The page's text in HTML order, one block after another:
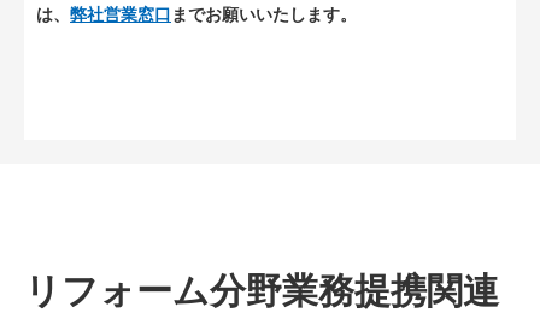
は、 弊社営業窓口 までお願いいたします。
リフォーム分野業務提携関連